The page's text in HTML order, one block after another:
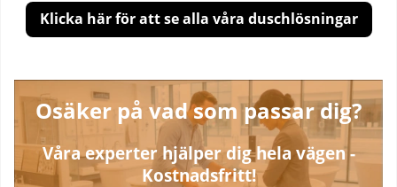
Klicka här för att se alla våra duschlösningar
Osäker på vad som passar dig?
Våra experter hjälper dig hela vägen -
Kostnadsfritt!